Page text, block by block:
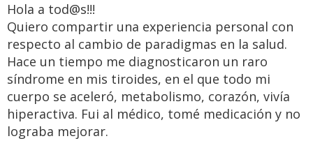
Hola a tod@s!!!
Quiero compartir una experiencia personal con
respecto al cambio de paradigmas en la salud.
Hace un tiempo me diagnosticaron un raro
síndrome en mis tiroides, en el que todo mi
cuerpo se aceleró, metabolismo, corazón, vivía
hiperactiva. Fui al médico, tomé medicación y no
lograba mejorar.